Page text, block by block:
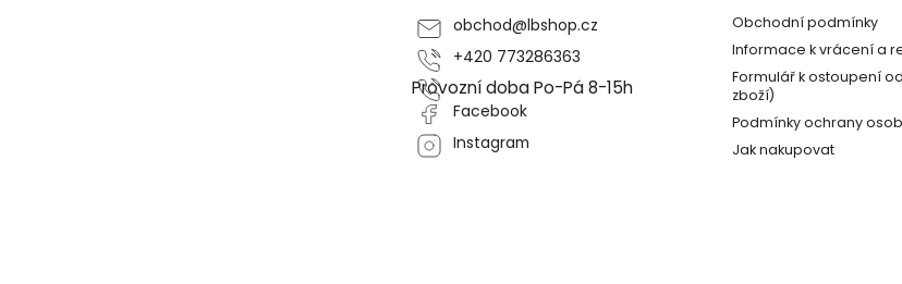
obchod@lbshop.cz
+420 773286363
Provozní doba Po-Pá 8-15h
Facebook
Instagram
Obchodní podmínky
Informace k vrácení a
Formulář k ostoupení
zboží)
Podmínky ochrany
Jak nakupovat